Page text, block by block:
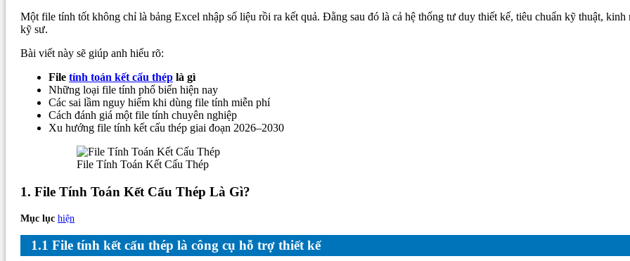
Một file tính tốt không chỉ là bảng Excel nhập số liệu rồi ra kết quả. Đằng sau đó là cả hệ thống tư duy thiết kế, tiêu chuẩn kỹ thuật,
kỹ sư.
Bài viết này sẽ giúp anh hiểu rõ:
File tính toán kết cấu thép là gì
Những loại file tính phổ biến hiện nay
Các sai lầm nguy hiểm khi dùng file tính miễn phí
Cách đánh giá một file tính chuyên nghiệp
Xu hướng file tính kết cấu thép giai đoạn 2026–2030
File Tính Toán Kết Cấu Thép
1. File Tính Toán Kết Cấu Thép Là Gì?
Mục lục hiện
1.1 File tính kết cấu thép là công cụ hỗ trợ thiết kế